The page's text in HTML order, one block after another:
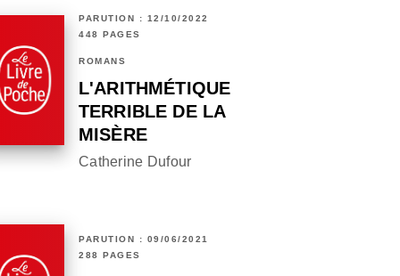
PARUTION : 12/10/2022
448 PAGES
ROMANS
L'ARITHMÉTIQUE
TERRIBLE DE LA
MISÈRE
Catherine Dufour
PARUTION : 09/06/2021
288 PAGES